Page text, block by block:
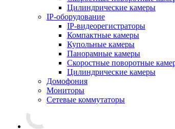
Цилиндрические камеры
IP-оборудование
IP-видеорегистраторы
Компактные камеры
Купольные камеры
Панорамные камеры
Скоростные поворотные
Цилиндрические камеры
Домофония
Мониторы
Сетевые коммутаторы